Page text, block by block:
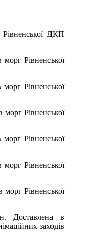
ДКП
Рівненської
Рівненської
Рівненської
Рівненської
Рівненської
Рівненської
Доставлена в
заходів